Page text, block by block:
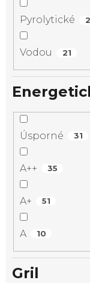
Pyrolytické
Vodou 21
Úsporné 31
A++ 35
A+ 51
A 10
Gril